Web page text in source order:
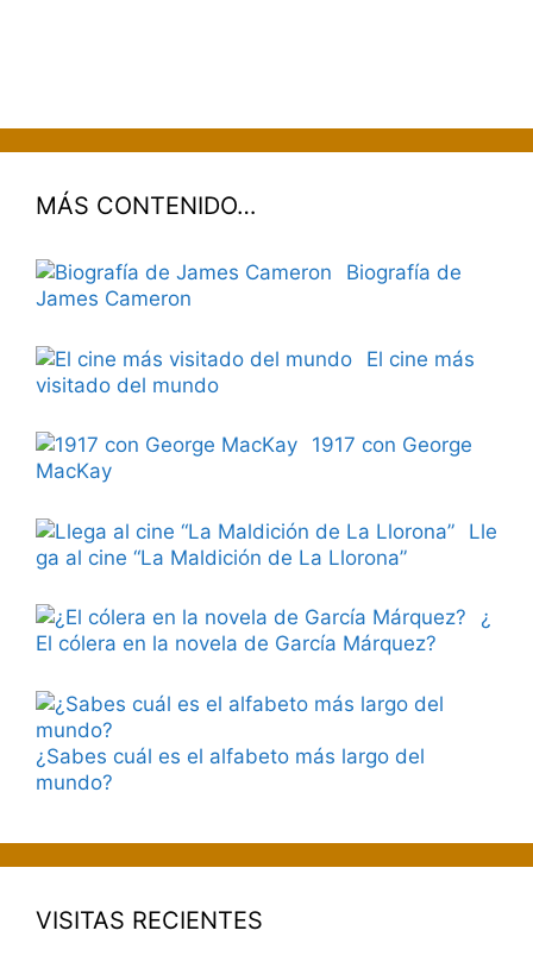
MÁS CONTENIDO…
Biografía de
James Cameron
El cine más
visitado del mundo
1917 con George
MacKay
Lle
ga al cine “La Maldición de La Llorona”
¿
El cólera en la novela de García Márquez?
¿Sabes cuál es el alfabeto más largo del
mundo?
VISITAS RECIENTES